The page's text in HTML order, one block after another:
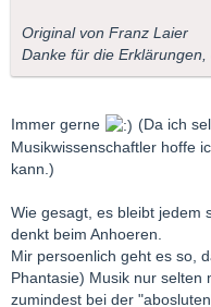
Original von Franz Laier
Danke für die Erklärungen,
Immer gerne
(Da ich
Musikwissenschaftler hoffe
kann.)
Wie gesagt, es bleibt jedem
denkt beim Anhoeren.
Mir persoenlich geht es so,
Phantasie) Musik nur selten
zumindest bei der